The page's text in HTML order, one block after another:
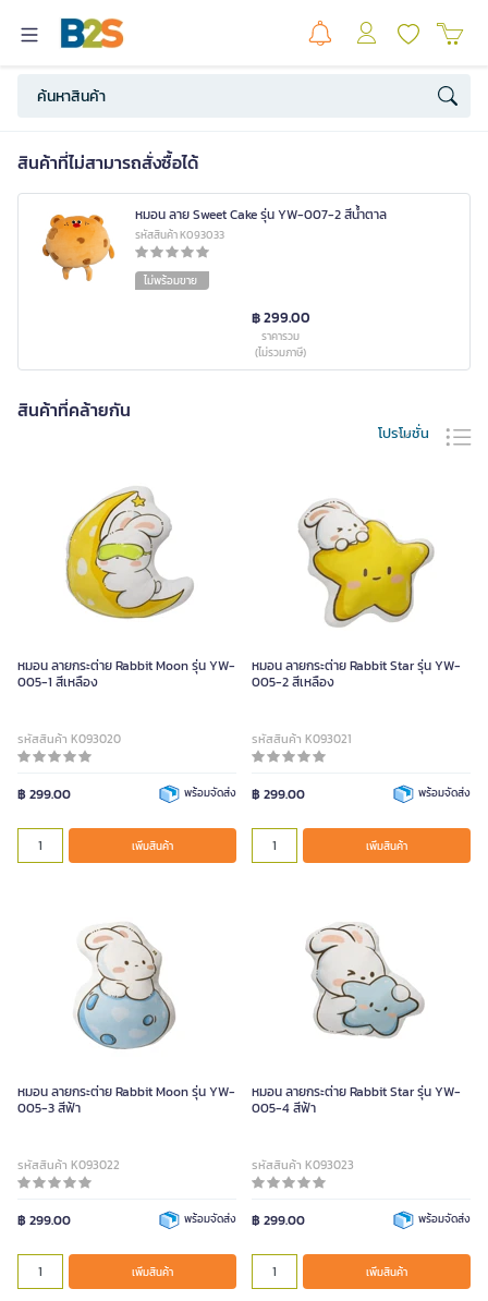
สินค้าที่ไม่สามารถสั่งซื้อได้
หมอน ลาย Sweet Cake รุ่น YW-007-2 สีน้ำตาล
รหัสสินค้า K093033
ไม่พร้อมขาย
฿ 299.00
ราคารวม
(ไม่รวมภาษี)
สินค้าที่คล้ายกัน
โปรโมชั่น
หมอน ลายกระต่าย Rabbit Moon รุ่น YW-
005-1 สีเหลือง
รหัสสินค้า K093020
฿ 299.00 พร้อมจัดส่ง
เพิ่มสินค้า
หมอน ลายกระต่าย Rabbit Star รุ่น YW-
005-2 สีเหลือง
รหัสสินค้า K093021
฿ 299.00 พร้อมจัดส่ง
เพิ่มสินค้า
หมอน ลายกระต่าย Rabbit Moon รุ่น YW-
005-3 สีฟ้า
รหัสสินค้า K093022
฿ 299.00 พร้อมจัดส่ง
เพิ่มสินค้า
หมอน ลายกระต่าย Rabbit Star รุ่น YW-
005-4 สีฟ้า
รหัสสินค้า K093023
฿ 299.00 พร้อมจัดส่ง
เพิ่มสินค้า